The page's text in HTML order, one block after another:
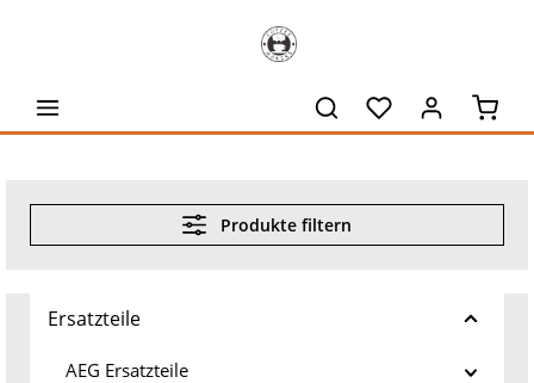
Produkte filtern
Ersatzteile
AEG Ersatzteile